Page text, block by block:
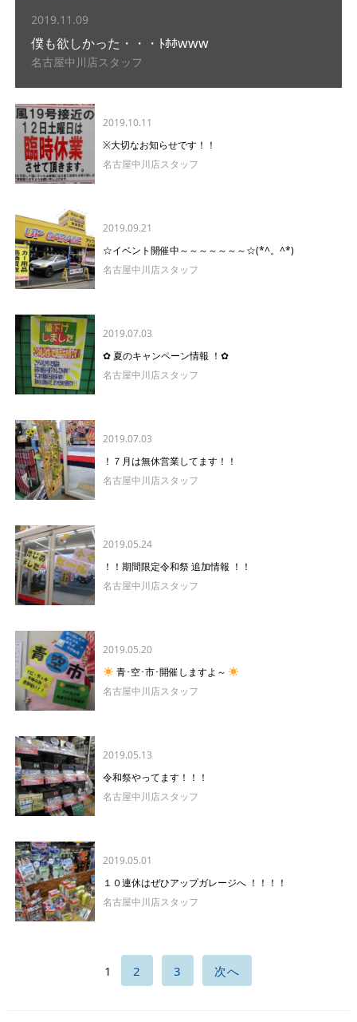
2019.11.09
僕も欲しかった・・・ﾄﾎﾎwww
名古屋中川店スタッフ
2019.10.11
※大切なお知らせです！！
名古屋中川店スタッフ
2019.09.21
☆イベント開催中～～～～～～～☆(*^。^*)
名古屋中川店スタッフ
2019.07.03
✿ 夏のキャンペーン情報 ！✿
名古屋中川店スタッフ
2019.07.03
！７月は無休営業してます！！
名古屋中川店スタッフ
2019.05.24
！！期間限定令和祭 追加情報 ！！
名古屋中川店スタッフ
2019.05.20
青･空･市･開催しますよ～
名古屋中川店スタッフ
2019.05.13
令和祭やってます！！！
名古屋中川店スタッフ
2019.05.01
１０連休はぜひアップガレージへ ！！！！
名古屋中川店スタッフ
1 2 3 次へ